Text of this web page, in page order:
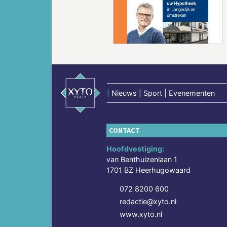
Nieuws | Sport | Evenementen
CONTACT
Hoofdvestiging:
van Benthuizenlaan 1
1701 BZ Heerhugowaard
072 8200 600
redactie@xyto.nl
www.xyto.nl